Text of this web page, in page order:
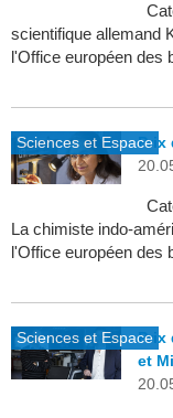
scientifique allemand
l'Office européen des
Sciences et EspacePrix
La chimiste indo-
l'Office européen des
Sciences et EspacePrix
et